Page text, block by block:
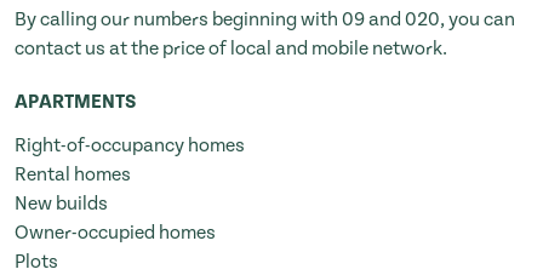
By calling our numbers beginning with 09 and 020, you can
contact us at the price of local and mobile network.
APARTMENTS
Right-of-occupancy homes
Rental homes
New builds
Owner-occupied homes
Plots